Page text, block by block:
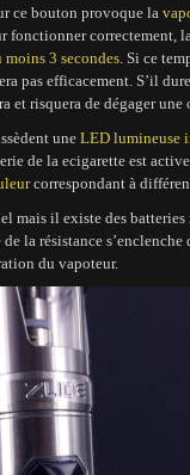
ce bouton provoque la
fonctionner correctement,
moins 3 secondes. Si ce
pas efficacement. S’il
et risquera de dégager une
une LED lumineuse
de la ecigarette est
correspondant à
mais il existe des
la résistance s’enclenche
du vapoteur.